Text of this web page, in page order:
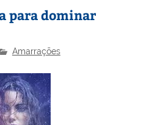
para dominar
Amarrações